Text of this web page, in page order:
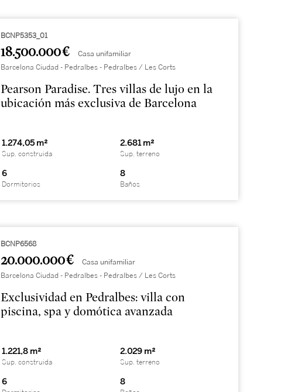
BCNP5353_01
18.500.000 € Casa unifamiliar
Barcelona Ciudad - Pedralbes - Pedralbes / Les Corts
Pearson Paradise. Tres villas de lujo en la
ubicación más exclusiva de Barcelona
1.274,05 m²
Sup. construida
2.681 m²
Sup. terreno
6
Dormitorios
8
Baños
BCNP6568
20.000.000 € Casa unifamiliar
Barcelona Ciudad - Pedralbes - Pedralbes / Les Corts
Exclusividad en Pedralbes: villa con
piscina, spa y domótica avanzada
1.221,8 m²
Sup. construida
2.029 m²
Sup. terreno
6 8